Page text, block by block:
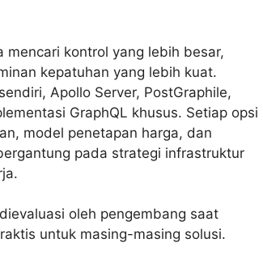
kontrol yang lebih besar,
kepatuhan yang lebih kuat.
Apollo Server, PostGraphile,
GraphQL khusus. Setiap opsi
model penetapan harga, dan
pada strategi infrastruktur
oleh pengembang saat
untuk masing-masing solusi.